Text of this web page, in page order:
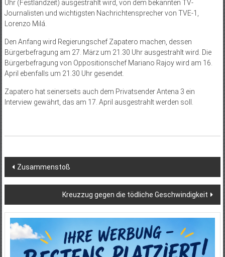
Uhr (Festlandzeit) ausgestrahlt wird, von dem bekannten TV-
Journalisten und wichtigsten Nachrichtensprecher von TVE-1,
Lorenzo Milá.
Den Anfang wird Regierungschef Zapatero machen, dessen
Bürgerbefragung am 27. März um 21.30 Uhr ausgestrahlt wird. Die
Bürgerbefragung von Oppositionschef Mariano Rajoy wird am 16.
April ebenfalls um 21.30 Uhr gesendet.
Zapatero hat seinerseits auch dem Privatsender Antena 3 ein
Interview gewährt, das am 17. April ausgestrahlt werden soll.
Beitragsnavigation
Zusammenstoß
Kreuzzug gegen die tödliche Geschwindigkeit